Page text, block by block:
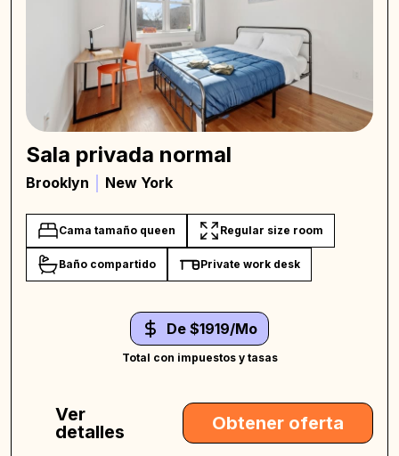
Sala privada normal
Brooklyn New York
Cama tamaño queen Regular size room
Baño compartido Private work desk
De $1919/Mo
Total con impuestos y tasas
Ver
detalles
Obtener oferta